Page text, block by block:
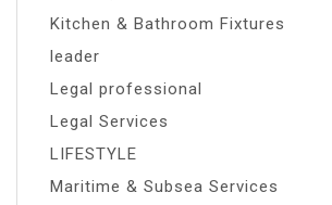
Kitchen & Bathroom Fixtures
leader
Legal professional
Legal Services
LIFESTYLE
Maritime & Subsea Services